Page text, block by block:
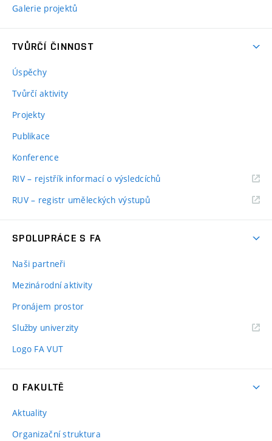
Galerie projektů
TVŮRČÍ ČINNOST
Úspěchy
Tvůrčí aktivity
Projekty
Publikace
Konference
RIV – rejstřík informací o výsledcíchů
RUV – registr uměleckých výstupů
SPOLUPRÁCE S FA
Naši partneři
Mezinárodní aktivity
Pronájem prostor
Služby univerzity
Logo FA VUT
O FAKULTĚ
Aktuality
Organizační struktura